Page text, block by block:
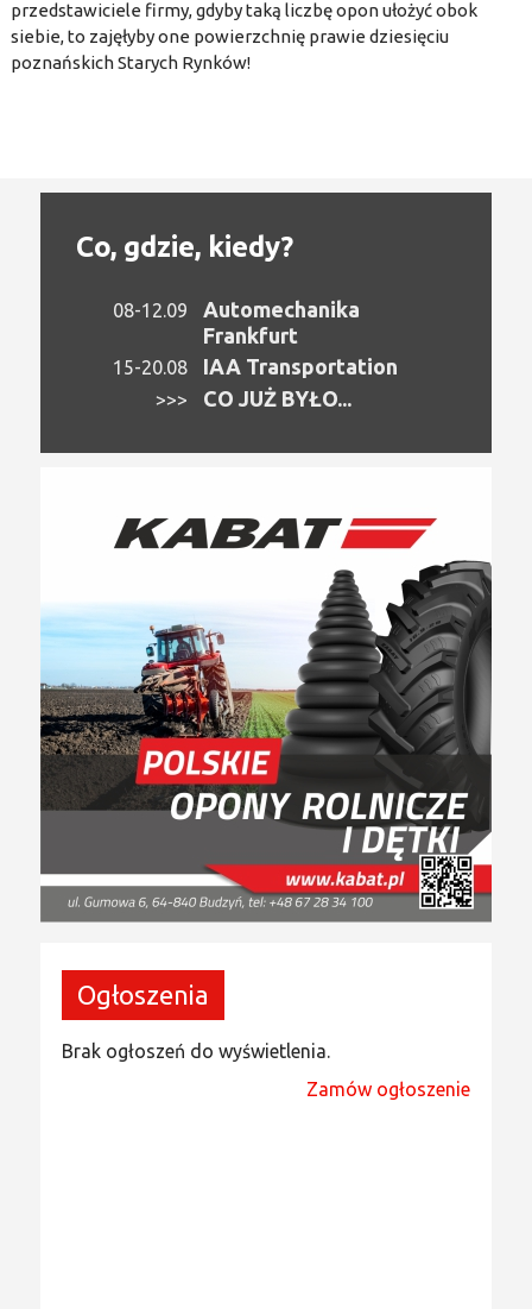
przedstawiciele firmy, gdyby taką liczbę opon ułożyć obok
siebie, to zajęłyby one powierzchnię prawie dziesięciu
poznańskich Starych Rynków!
Co, gdzie, kiedy?
08-12.09
Automechanika
Frankfurt
15-20.08 IAA Transportation
>>> CO JUŻ BYŁO...
Ogłoszenia
Brak ogłoszeń do wyświetlenia.
Zamów ogłoszenie